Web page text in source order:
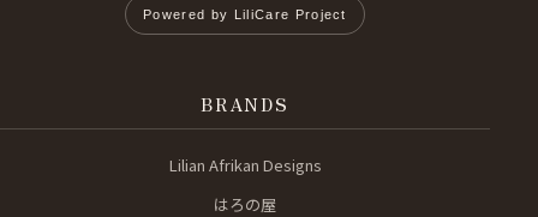
Powered by LiliCare Project
BRANDS
Lilian Afrikan Designs
はろの屋